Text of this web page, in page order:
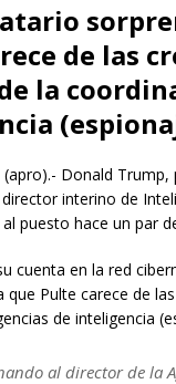
de las
la
(apro).- Donald
interino de
puesto hace un par
cuenta en la red
que Pulte carece de
de inteligencia
al director de la